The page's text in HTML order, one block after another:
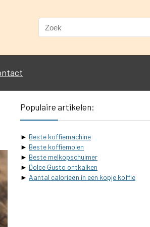
Populaire artikelen:
► Beste koffiemachine
► Beste koffiemolen
► Beste melkopschuimer
► Dolce Gusto ontkalken
► Aantal calorieën in een kopje koffie